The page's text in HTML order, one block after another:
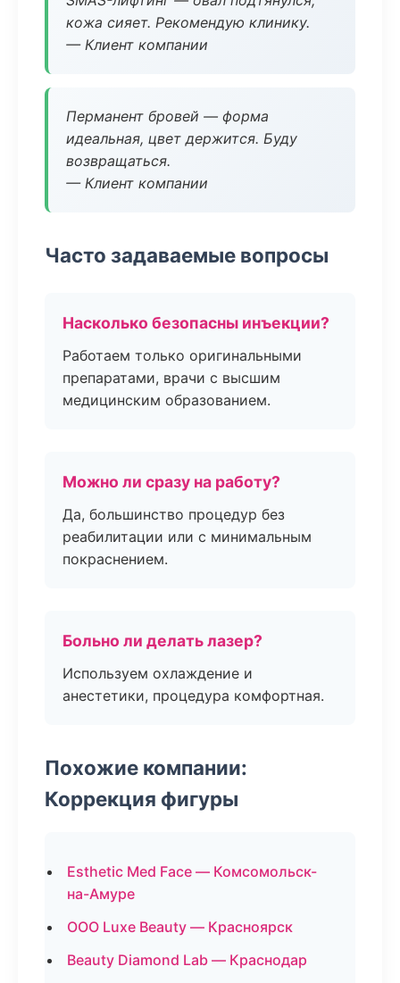
кожа сияет. Рекомендую клинику.
— Клиент компании
Перманент бровей — форма
идеальная, цвет держится. Буду
возвращаться.
— Клиент компании
Часто задаваемые вопросы
Насколько безопасны инъекции?
Работаем только оригинальными
препаратами, врачи с высшим
медицинским образованием.
Можно ли сразу на работу?
Да, большинство процедур без
реабилитации или с минимальным
покраснением.
Больно ли делать лазер?
Используем охлаждение и
анестетики, процедура комфортная.
Похожие компании:
Коррекция фигуры
Esthetic Med Face — Комсомольск-
на-Амуре
ООО Luxe Beauty — Красноярск
Beauty Diamond Lab — Краснодар